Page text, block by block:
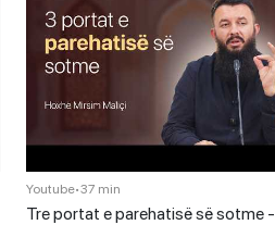
Youtube•37 min
Tre portat e parehatisë së sotme -